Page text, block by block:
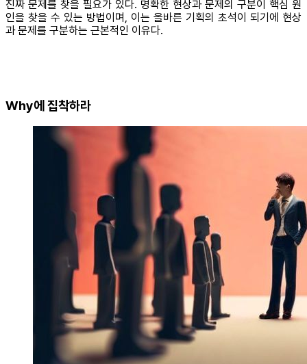
진짜 문제를 찾을 필요가 있다. 명확한 현상과 문제의 구분이 핵심 원
인을 찾을 수 있는 방법이며, 이는 올바른 기획의 초석이 되기에 현상
과 문제를 구분하는 근본적인 이유다.
Why에 집착하라